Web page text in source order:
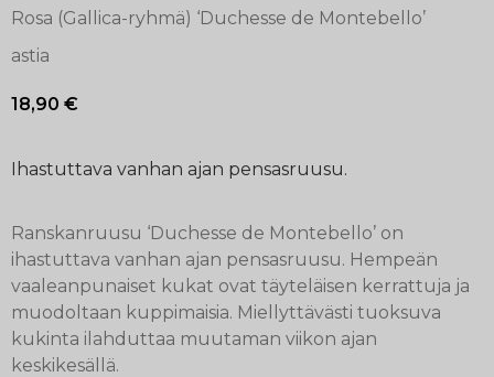
Rosa (Gallica-ryhmä) ‘Duchesse de Montebello’
astia
18,90 €
Ihastuttava vanhan ajan pensasruusu.
Ranskanruusu ‘Duchesse de Montebello’ on
ihastuttava vanhan ajan pensasruusu. Hempeän
vaaleanpunaiset kukat ovat täyteläisen kerrattuja ja
muodoltaan kuppimaisia. Miellyttävästi tuoksuva
kukinta ilahduttaa muutaman viikon ajan
keskikesällä.